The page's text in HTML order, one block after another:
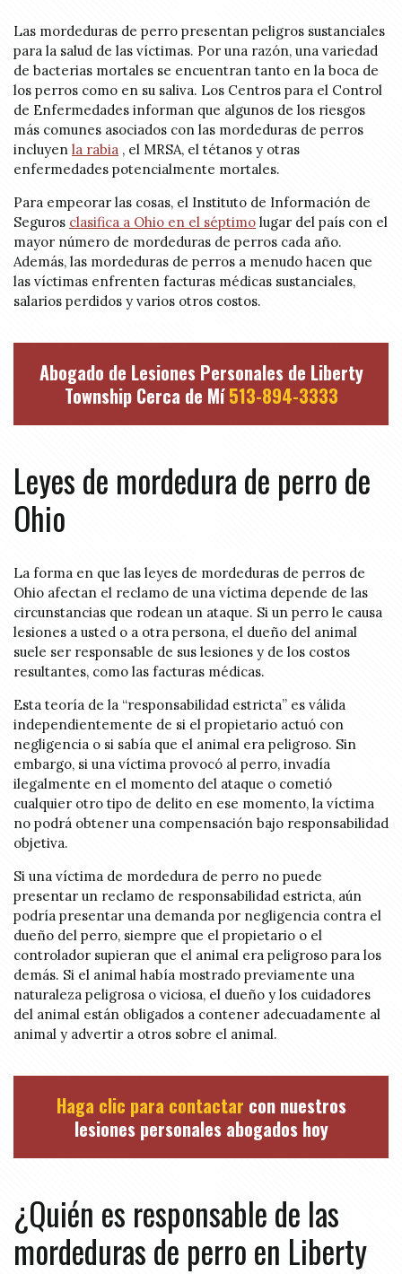
Las mordeduras de perro presentan peligros sustanciales
para la salud de las víctimas. Por una razón, una variedad
de bacterias mortales se encuentran tanto en la boca de
los perros como en su saliva. Los Centros para el Control
de Enfermedades informan que algunos de los riesgos
más comunes asociados con las mordeduras de perros
incluyen la rabia , el MRSA, el tétanos y otras
enfermedades potencialmente mortales.
Para empeorar las cosas, el Instituto de Información de
Seguros clasifica a Ohio en el séptimo lugar del país con el
mayor número de mordeduras de perros cada año.
Además, las mordeduras de perros a menudo hacen que
las víctimas enfrenten facturas médicas sustanciales,
salarios perdidos y varios otros costos.
Abogado de Lesiones Personales de Liberty
Township Cerca de Mí513-894-3333
Leyes de mordedura de perro de
Ohio
La forma en que las leyes de mordeduras de perros de
Ohio afectan el reclamo de una víctima depende de las
circunstancias que rodean un ataque. Si un perro le causa
lesiones a usted o a otra persona, el dueño del animal
suele ser responsable de sus lesiones y de los costos
resultantes, como las facturas médicas.
Esta teoría de la “responsabilidad estricta” es válida
independientemente de si el propietario actuó con
negligencia o si sabía que el animal era peligroso. Sin
embargo, si una víctima provocó al perro, invadía
ilegalmente en el momento del ataque o cometió
cualquier otro tipo de delito en ese momento, la víctima
no podrá obtener una compensación bajo responsabilidad
objetiva.
Si una víctima de mordedura de perro no puede
presentar un reclamo de responsabilidad estricta, aún
podría presentar una demanda por negligencia contra el
dueño del perro, siempre que el propietario o el
controlador supieran que el animal era peligroso para los
demás. Si el animal había mostrado previamente una
naturaleza peligrosa o viciosa, el dueño y los cuidadores
del animal están obligados a contener adecuadamente al
animal y advertir a otros sobre el animal.
Haga clic para contactar con nuestros
lesiones personales abogados hoy
¿Quién es responsable de las
mordeduras de perro en Liberty